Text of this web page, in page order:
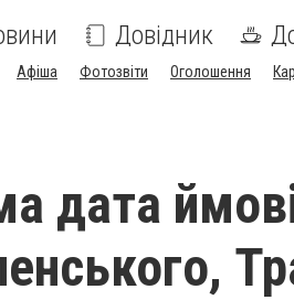
Довідник
Афіша Фотозвіти Оголошення
дата